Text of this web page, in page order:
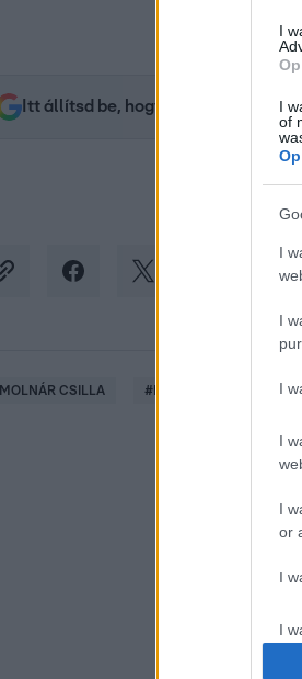
I
I
of
I
I
I
I
I
or
I
I
Itt állítsd be, hogy az RTL.hu az
MOLNÁR CSILLA #